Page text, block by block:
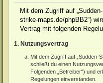
Mit dem Zugriff auf
strike-maps.de/phpBB2“)
Vertrag mit folgenden
1. Nutzungsvertrag
Mit dem Zugriff auf „Sudden-
schließt du einen
Folgenden „Betreiber“) und
Regelungen einverstanden.